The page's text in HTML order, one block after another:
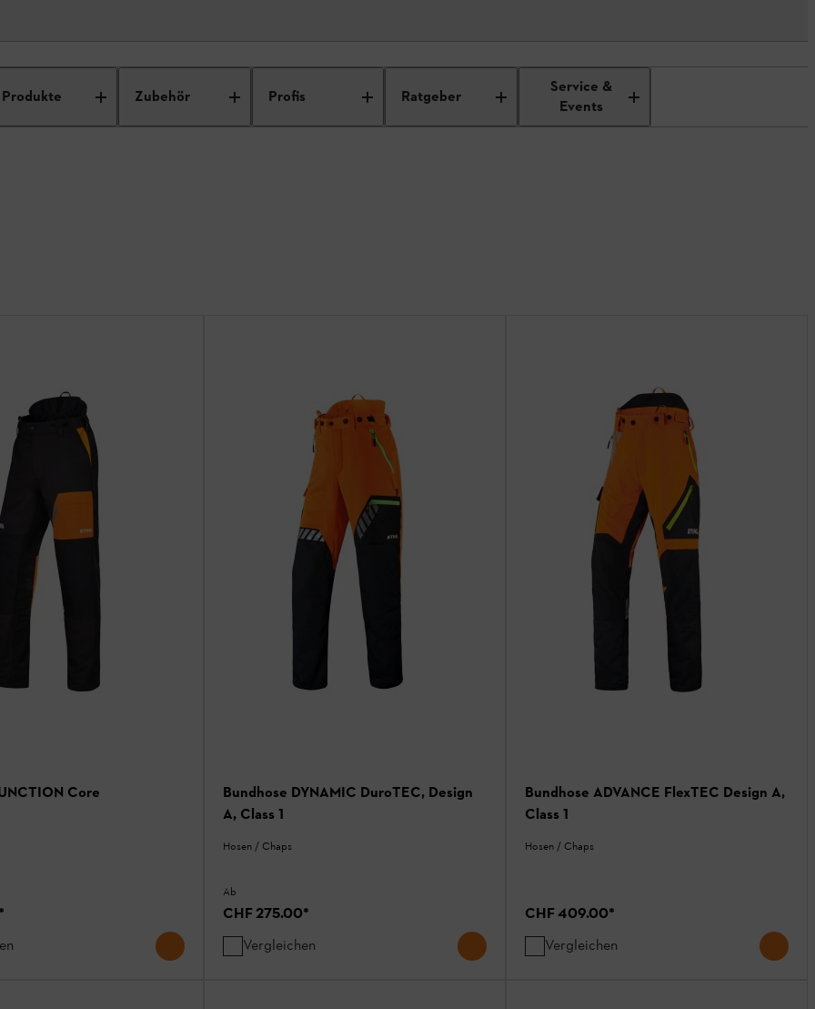
Produkte Zubehör Profis Ratgeber
Service &
Events
Core
*
Bundhose DYNAMIC DuroTEC, Design
A, Class 1
Hosen / Chaps
Ab
CHF 275.00*
Vergleichen
Bundhose ADVANCE FlexTEC Design A,
Class 1
Hosen / Chaps
CHF 409.00*
Vergleichen